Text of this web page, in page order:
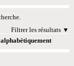
Filtrer les résultats
alphabétiquement